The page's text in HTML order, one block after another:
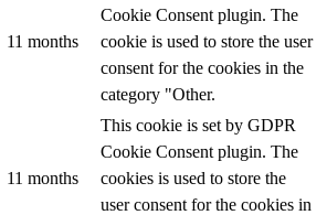
11 months
Cookie Consent plugin. The
cookie is used to store the user
consent for the cookies in the
category "Other.
11 months
This cookie is set by GDPR
Cookie Consent plugin. The
cookies is used to store the
user consent for the cookies in